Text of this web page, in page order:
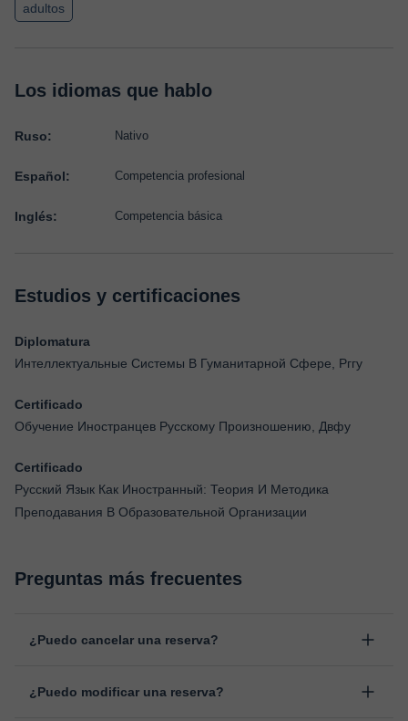
adultos
Los idiomas que hablo
Ruso: Nativo
Español: Competencia profesional
Inglés: Competencia básica
Estudios y certificaciones
Diplomatura
Интеллектуальные Системы В Гуманитарной Сфере, Рггу
Certificado
Обучение Иностранцев Русскому Произношению, Двфу
Certificado
Русский Язык Как Иностранный: Теория И Методика
Преподавания В Образовательной Организации
Preguntas más frecuentes
¿Puedo cancelar una reserva?
antes de la clase, indicando el motivo de cancelación.
¿Puedo modificar una reserva?